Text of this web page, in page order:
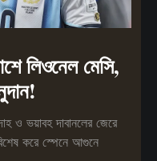
লিওনেল মেসি,
ও ভয়াবহ দাবানলের জেরে
করে স্পেনে আগুনে